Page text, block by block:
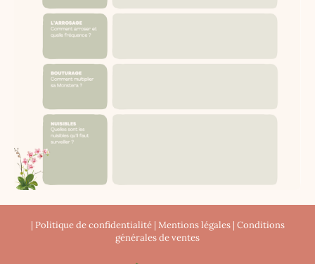
| Politique de confidentialité| Mentions légales| Conditions
générales de ventes